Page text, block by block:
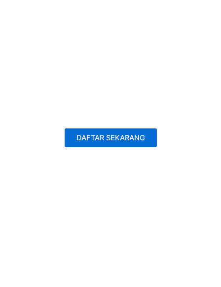
DAFTAR SEKARANG